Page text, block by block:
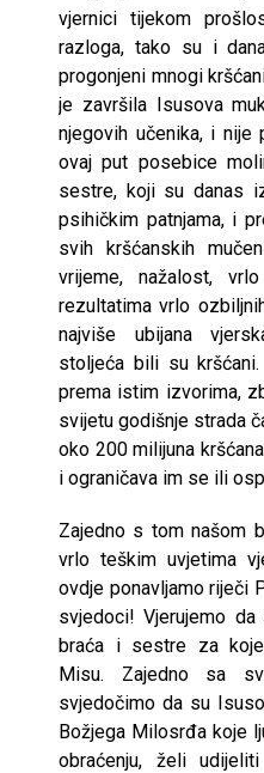
vjernici tijekom
razloga, tako su i
progonjeni mnogi
je završila Isusova
njegovih učenika, i nije
ovaj put posebice
sestre, koji su danas
psihičkim patnjama, i
svih kršćanskih
vrijeme, nažalost,
rezultatima vrlo
najviše ubijana
stoljeća bili su
prema istim izvorima,
svijetu godišnje strada
oko 200 milijuna
i ograničava im se ili
Zajedno s tom našom
vrlo teškim uvjetima
ovdje ponavljamo riječi
svjedoci! Vjerujemo
braća i sestre za
Misu. Zajedno sa
svjedočimo da su
Božjega Milosrđa koje
obraćenju, želi